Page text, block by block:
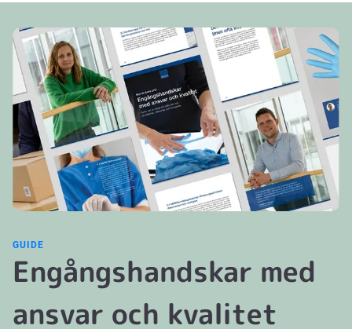
GUIDE
Engångshandskar med
ansvar och kvalitet